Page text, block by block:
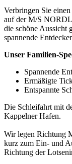
Verbringen Sie
auf der M/S
die schöne Aussicht
spannende
Unser Familien-
Spannende
Ermäßigte
Entspannte
Die Schleifahrt mit
Kappelner Hafen.
Wir legen Richtung
kurz zum Ein- und
Richtung der